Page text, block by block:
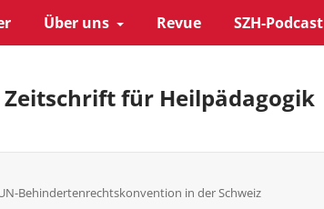
Über uns Revue SZH-Podcast
Zeitschrift für Heilpädagogik
Behindertenrechtskonvention in der Schweiz